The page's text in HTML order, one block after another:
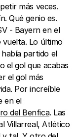
más veces.
Qué genio es.
- Bayern en el
vuelta. Lo último
partido el
el gol que acabas
el gol más
Por increíble
en el
del Benfica. Las
Villarreal, Atlético